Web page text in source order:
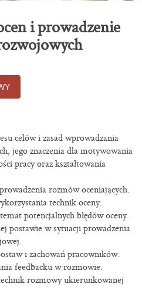
i prowadzenie
celów i zasad wprowadzania
jego znaczenia dla motywowania
pracy oraz kształtowania
rozmów oceniających.
technik oceny.
potencjalnych błędów oceny.
postawie w sytuacji prowadzenia
i zachowań pracowników.
feedbacku w rozmowie.
rozmowy ukierunkowanej